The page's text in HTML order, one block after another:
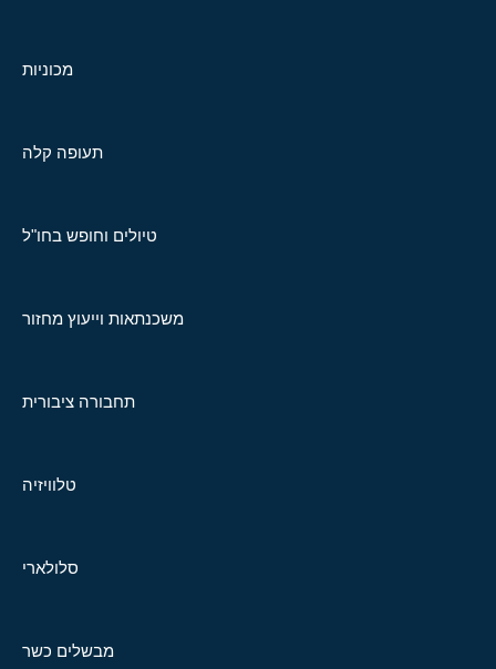
מכוניות
תעופה קלה
טיולים וחופש בחו"ל
משכנתאות וייעוץ מחזור
תחבורה ציבורית
טלוויזיה
סלולארי
מבשלים כשר